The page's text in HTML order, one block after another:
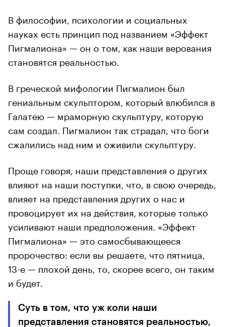
В философии, психологии и социальных
науках есть принцип под названием «Эффект
Пигмалиона» — он о том, как наши верования
становятся реальностью.
В греческой мифологии Пигмалион был
гениальным скульптором, который влюбился в
Галатею — мраморную скульптуру, которую
сам создал. Пигмалион так страдал, что боги
сжалились над ним и оживили скульптуру.
Проще говоря, наши представления о других
влияют на наши поступки, что, в свою очередь,
влияет на представления других о нас и
провоцирует их на действия, которые только
усиливают наши предположения. «Эффект
Пигмалиона» — это самосбывающееся
пророчество: если вы решаете, что пятница,
13-е — плохой день, то, скорее всего, он таким
и будет.
Суть в том, что уж коли наши
представления становятся реальностью,